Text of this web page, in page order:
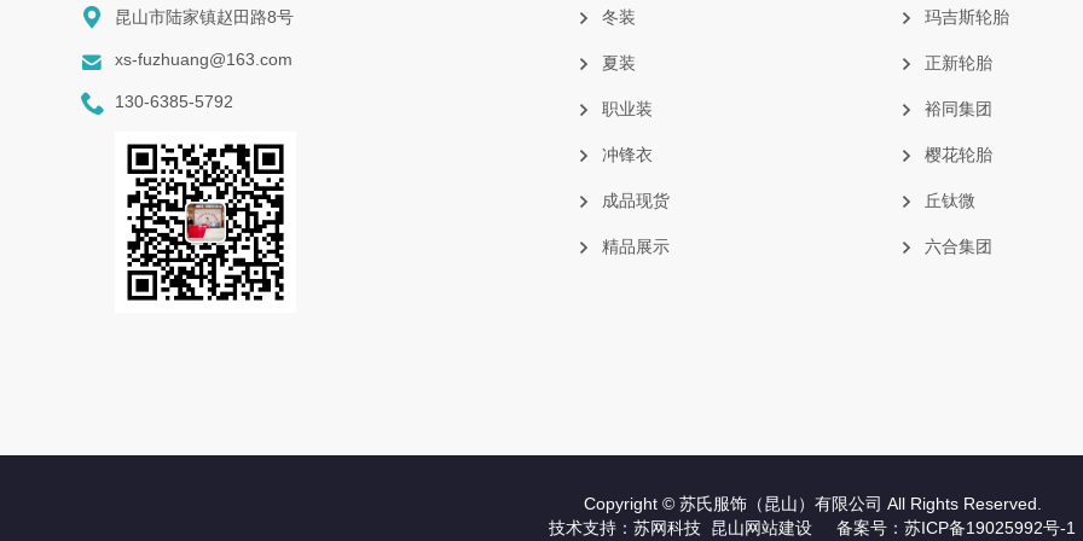
 昆山市陆家镇赵田路8号
 xs-fuzhuang@163.com
 130-6385-5792
冬装
夏装
职业装
冲锋衣
成品现货
精品展示
玛吉斯轮胎
正新轮胎
裕同集团
樱花轮胎
丘钛微
六合集团
Copyright © 苏氏服饰（昆山）有限公司 All Rights Reserved.
技术支持： 苏网科技 昆山网站建设 备案号： 苏ICP备19025992号-1